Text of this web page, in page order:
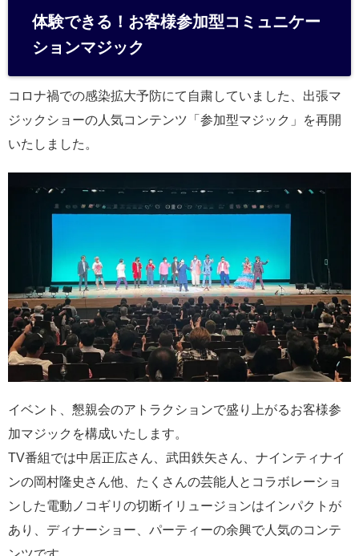
体験できる！お客様参加型コミュニケー
ションマジック
コロナ禍での感染拡大予防にて自粛していました、出張マ
ジックショーの人気コンテンツ「参加型マジック」を再開
いたしました。
イベント、懇親会のアトラクションで盛り上がるお客様参
加マジックを構成いたします。
TV番組では中居正広さん、武田鉄矢さん、ナインティナイ
ンの岡村隆史さん他、たくさんの芸能人とコラボレーショ
ンした電動ノコギリの切断イリュージョンはインパクトが
あり、ディナーショー、パーティーの余興で人気のコンテ